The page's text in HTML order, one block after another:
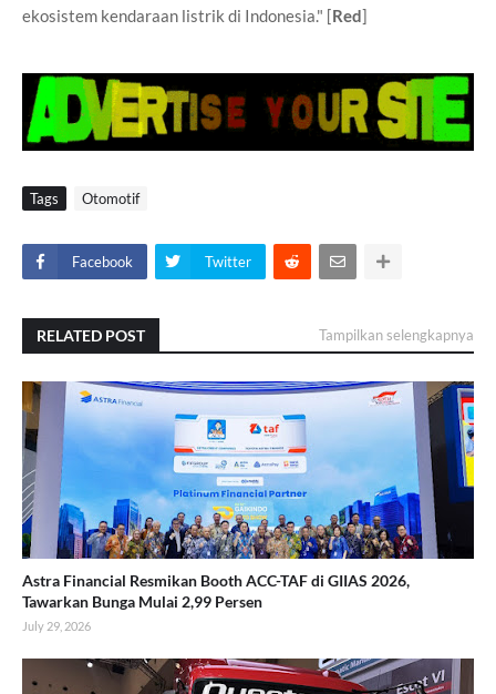
ekosistem kendaraan listrik di Indonesia." [Red]
Tags Otomotif
Facebook Twitter
RELATED POST Tampilkan selengkapnya
Astra Financial Resmikan Booth ACC-TAF di GIIAS 2026,
Tawarkan Bunga Mulai 2,99 Persen
July 29, 2026